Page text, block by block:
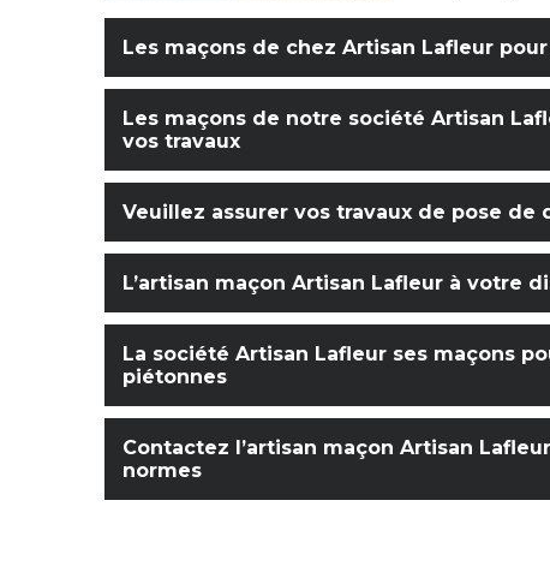
Les maçons de chez Artisan Lafleur
Les maçons de notre société Artisan
vos travaux
Veuillez assurer vos travaux de pose de
L’artisan maçon Artisan Lafleur à votre
La société Artisan Lafleur ses maçons
piétonnes
Contactez l’artisan maçon Artisan
normes